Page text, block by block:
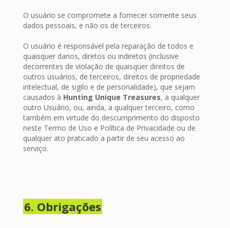
O usuário se compromete a fornecer somente seus
dados pessoais, e não os de terceiros.
O usuário é responsável pela reparação de todos e
quaisquer danos, diretos ou indiretos (inclusive
decorrentes de violação de quaisquer direitos de
outros usuários, de terceiros, direitos de propriedade
intelectual, de sigilo e de personalidade), que sejam
causados à Hunting Unique Treasures, a qualquer
outro Usuário, ou, ainda, a qualquer terceiro, como
também em virtude do descumprimento do disposto
neste Termo de Uso e Política de Privacidade ou de
qualquer ato praticado a partir de seu acesso ao
serviço.
6. Obrigações